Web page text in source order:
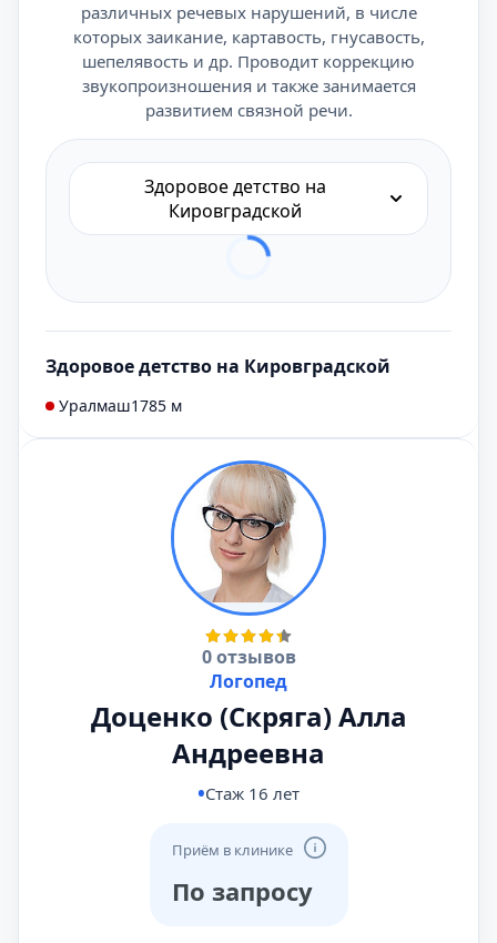
различных речевых нарушений, в числе
которых заикание, картавость, гнусавость,
шепелявость и др. Проводит коррекцию
звукопроизношения и также занимается
развитием связной речи.
Здоровое детство на
Кировградской
Здоровое детство на Кировградской
Уралмаш1785 м
0 отзывов
Логопед
Доценко (Скряга) Алла
Андреевна
Стаж 16 лет
Приём в клинике
По запросу